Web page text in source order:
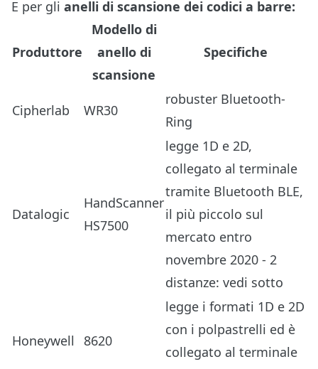
E per gli anelli di scansione dei codici a barre:
Produttore
Modello di
anello di
scansione
Specifiche
Cipherlab WR30
robuster Bluetooth-
Ring
Datalogic
HandScanner
HS7500
legge 1D e 2D,
collegato al terminale
tramite Bluetooth BLE,
il più piccolo sul
mercato entro
novembre 2020 - 2
distanze: vedi sotto
Honeywell 8620
legge i formati 1D e 2D
con i polpastrelli ed è
collegato al terminale